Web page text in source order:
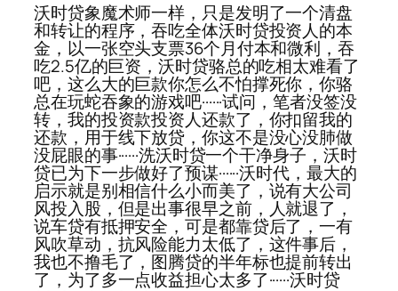
沃时贷象魔术师一样，只是发明了一个清盘
和转让的程序，吞吃全体沃时贷投资人的本
金，以一张空头支票36个月付本和微利，吞
吃2.5亿的巨资，沃时贷骆总的吃相太难看了
吧，这么大的巨款你怎么不怕撑死你，你骆
总在玩蛇吞象的游戏吧······试问，笔者没签没
转，我的投资款投资人还款了，你扣留我的
还款，用于线下放贷，你这不是没心没肺做
没屁眼的事······洗沃时贷一个干净身子，沃时
贷已为下一步做好了预谋······沃时代，最大的
启示就是别相信什么小而美了，说有大公司
风投入股，但是出事很早之前，人就退了，
说车贷有抵押安全，可是都靠贷后了，一有
风吹草动，抗风险能力太低了，这件事后，
我也不撸毛了，图腾贷的半年标也提前转出
了，为了多一点收益担心太多了······沃时贷